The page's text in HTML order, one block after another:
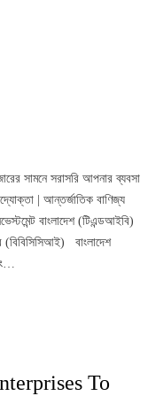
সামনে সরাসরি আপনার ব্যবসা
| আন্তর্জাতিক বাণিজ্য
বাংলাদেশ (টিএন্ডআইবি)
(বিবিসিসিআই) বাংলাদেশ
To